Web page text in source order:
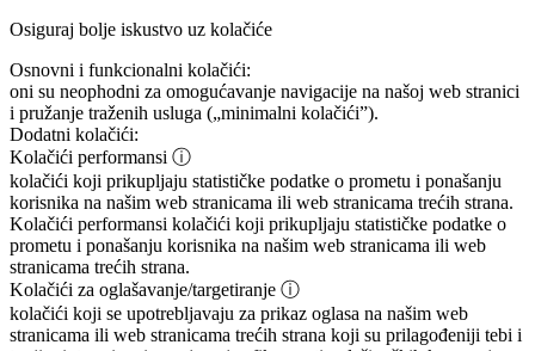
Osiguraj bolje iskustvo uz kolačiće
Osnovni i funkcionalni kolačići:
oni su neophodni za omogućavanje navigacije na našoj web stranici
i pružanje traženih usluga („minimalni kolačići”).
Dodatni kolačići:
Kolačići performansi ⓘ
kolačići koji prikupljaju statističke podatke o prometu i ponašanju
korisnika na našim web stranicama ili web stranicama trećih strana.
Kolačići performansi kolačići koji prikupljaju statističke podatke o
prometu i ponašanju korisnika na našim web stranicama ili web
stranicama trećih strana.
Kolačići za oglašavanje/targetiranje ⓘ
kolačići koji se upotrebljavaju za prikaz oglasa na našim web
stranicama ili web stranicama trećih strana koji su prilagođeniji tebi i